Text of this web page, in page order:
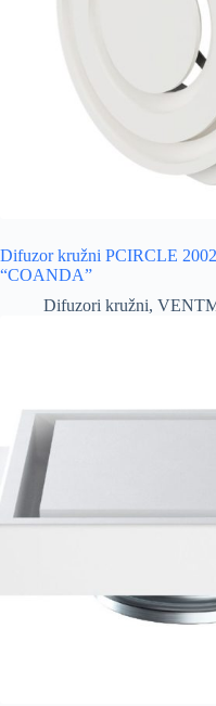
Difuzor kružni PCIRCLE
“COANDA”
Difuzori kružni,